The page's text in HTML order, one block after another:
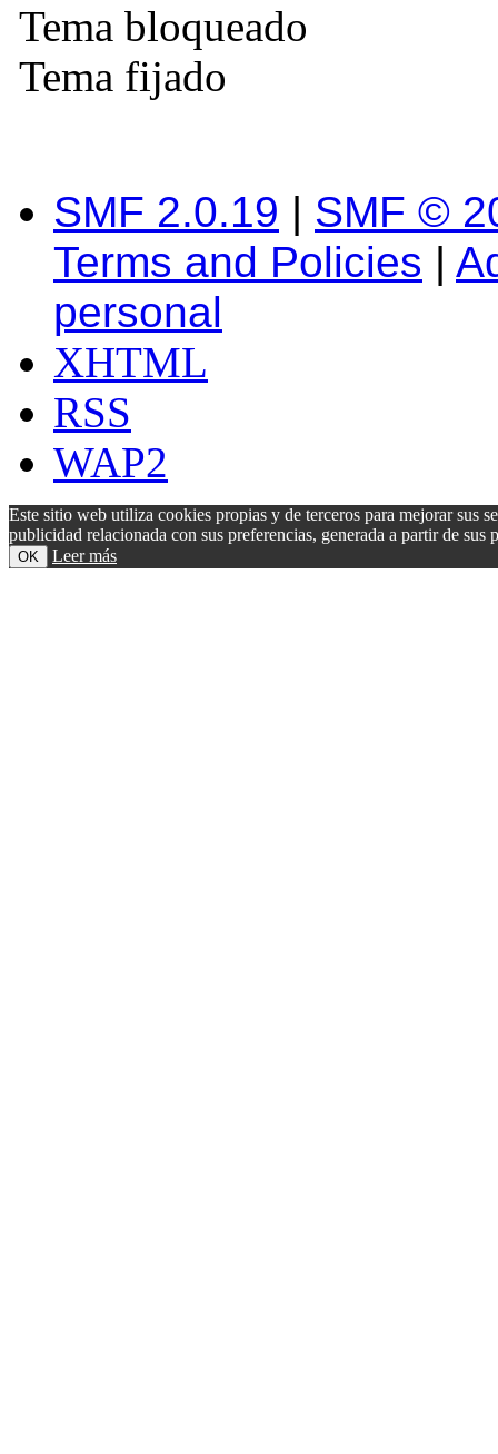
Tema bloqueado
Tema fijado
SMF 2.0.19 | SMF ©
Terms and Policies |
personal
XHTML
RSS
WAP2
Este sitio web utiliza cookies propias y de terceros para mejorar sus
publicidad relacionada con sus preferencias, generada a partir de
OK Leer más